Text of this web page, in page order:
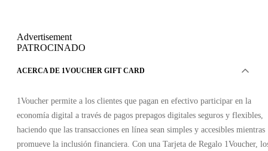
Advertisement
PATROCINADO
ACERCA DE 1VOUCHER GIFT CARD
1Voucher permite a los clientes que pagan en efectivo participar en la
economía digital a través de pagos prepagos digitales seguros y flexibles,
haciendo que las transacciones en línea sean simples y accesibles mientras
promueve la inclusión financiera. Con una Tarjeta de Regalo 1Voucher,